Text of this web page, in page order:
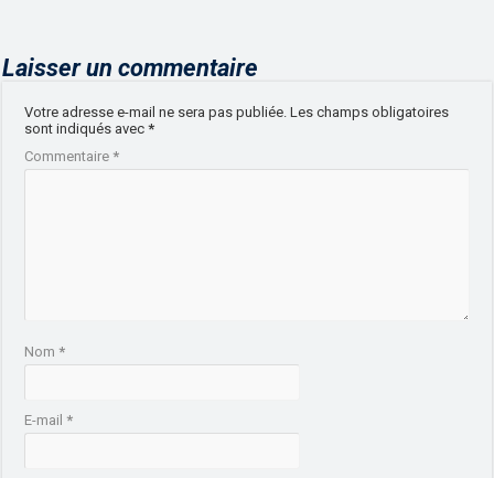
Laisser un commentaire
Votre adresse e-mail ne sera pas publiée. Les champs obligatoires
sont indiqués avec*
Commentaire*
Nom*
E-mail*